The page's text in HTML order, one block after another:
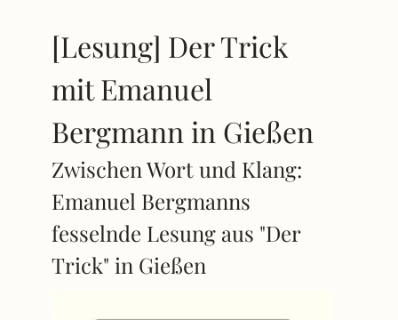
[Lesung] Der Trick
mit Emanuel
Bergmann in Gießen
Zwischen Wort und Klang:
Emanuel Bergmanns
fesselnde Lesung aus "Der
Trick" in Gießen